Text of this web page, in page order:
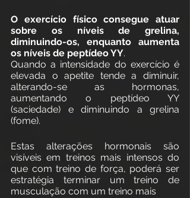
O exercício físico consegue atuar
sobre os níveis de grelina,
diminuindo-os, enquanto aumenta
os níveis de peptídeo YY.
Quando a intensidade do exercício é
elevada o apetite tende a diminuir,
alterando-se as hormonas,
aumentando o peptídeo YY
(saciedade) e diminuindo a grelina
(fome).
Estas alterações hormonais são
visíveis em treinos mais intensos do
que com treino de força, poderá ser
estratégia terminar um treino de
musculação com um treino mais